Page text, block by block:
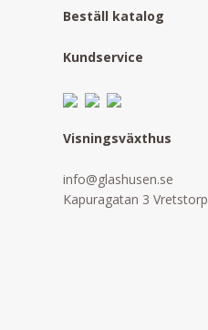
Beställ katalog
Kundservice
Visningsväxthus
info@glashusen.se
Kapuragatan 3 Vretstorp